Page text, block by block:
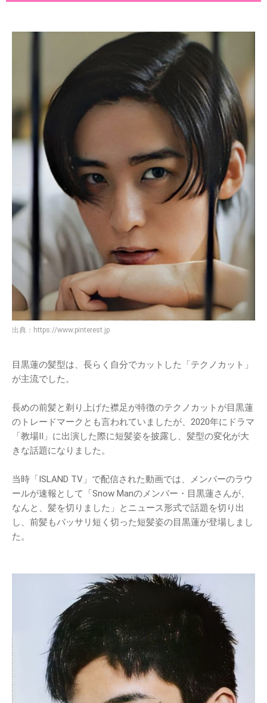
出典： https://www.pinterest.jp
目黒蓮の髪型は、長らく自分でカットした「テクノカット」
が主流でした。
長めの前髪と剃り上げた襟足が特徴のテクノカットが目黒蓮
のトレードマークとも言われていましたが、2020年にドラマ
「教場II」に出演した際に短髪姿を披露し、髪型の変化が大
きな話題になりました。
当時「ISLAND TV」で配信された動画では、メンバーのラウ
ールが速報として「Snow Manのメンバー・目黒蓮さんが、
なんと、髪を切りました」とニュース形式で話題を切り出
し、前髪もバッサリ短く切った短髪姿の目黒蓮が登場しまし
た。